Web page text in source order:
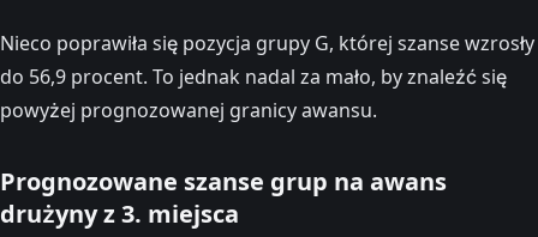
Nieco poprawiła się pozycja grupy G, której szanse wzrosły
do 56,9 procent. To jednak nadal za mało, by znaleźć się
powyżej prognozowanej granicy awansu.
Prognozowane szanse grup na awans
drużyny z 3. miejsca